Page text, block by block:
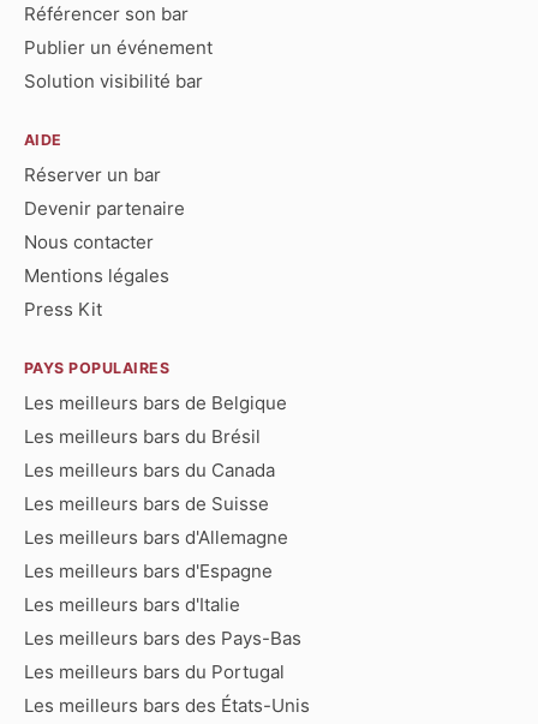
Référencer son bar
Publier un événement
Solution visibilité bar
AIDE
Réserver un bar
Devenir partenaire
Nous contacter
Mentions légales
Press Kit
PAYS POPULAIRES
Les meilleurs bars de Belgique
Les meilleurs bars du Brésil
Les meilleurs bars du Canada
Les meilleurs bars de Suisse
Les meilleurs bars d'Allemagne
Les meilleurs bars d'Espagne
Les meilleurs bars d'Italie
Les meilleurs bars des Pays-Bas
Les meilleurs bars du Portugal
Les meilleurs bars des États-Unis